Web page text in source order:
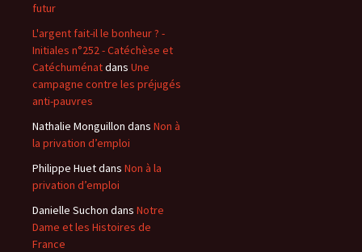
futur
L'argent fait-il le bonheur ? -
Initiales n°252 - Catéchèse et
Catéchuménatdans Une
campagne contre les préjugés
anti-pauvres
Nathalie Monguillon dans Non à
la privation d’emploi
Philippe Huetdans Non à la
privation d’emploi
Danielle Suchon dans Notre
Dame et les Histoires de
France